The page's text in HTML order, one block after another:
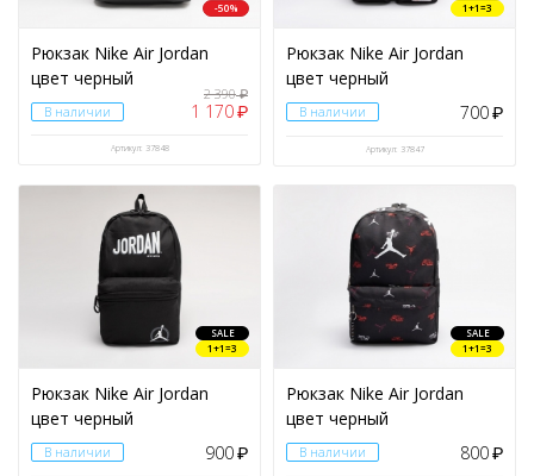
-50%
Рюкзак Nike Air Jordan
цвет черный
В наличии
2 390₽
1 170₽
Артикул: 37848
1+1=3
Рюкзак Nike Air Jordan
цвет черный
В наличии 700₽
Артикул: 37847
SALE
1+1=3
Рюкзак Nike Air Jordan
цвет черный
В наличии 900₽
SALE
1+1=3
Рюкзак Nike Air Jordan
цвет черный
В наличии 800₽